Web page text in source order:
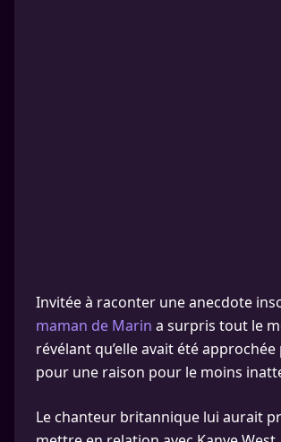
Invitée à raconter une anecdote
maman de Marin a surpris tout le
révélant qu’elle avait été approchée
pour une raison pour le moins
Le chanteur britannique lui aurait